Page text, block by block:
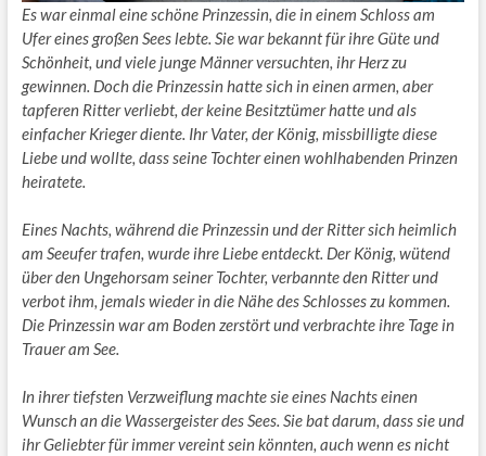
Es war einmal eine schöne Prinzessin, die in einem Schloss am
Ufer eines großen Sees lebte. Sie war bekannt für ihre Güte und
Schönheit, und viele junge Männer versuchten, ihr Herz zu
gewinnen. Doch die Prinzessin hatte sich in einen armen, aber
tapferen Ritter verliebt, der keine Besitztümer hatte und als
einfacher Krieger diente. Ihr Vater, der König, missbilligte diese
Liebe und wollte, dass seine Tochter einen wohlhabenden Prinzen
heiratete.
Eines Nachts, während die Prinzessin und der Ritter sich heimlich
am Seeufer trafen, wurde ihre Liebe entdeckt. Der König, wütend
über den Ungehorsam seiner Tochter, verbannte den Ritter und
verbot ihm, jemals wieder in die Nähe des Schlosses zu kommen.
Die Prinzessin war am Boden zerstört und verbrachte ihre Tage in
Trauer am See.
In ihrer tiefsten Verzweiflung machte sie eines Nachts einen
Wunsch an die Wassergeister des Sees. Sie bat darum, dass sie und
ihr Geliebter für immer vereint sein könnten, auch wenn es nicht